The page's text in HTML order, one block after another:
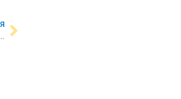
остаться в вечном конфликте